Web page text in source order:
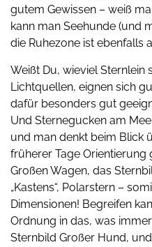
gutem Gewissen – weiß
kann man Seehunde (und
die Ruhezone ist ebenfalls
Weißt Du, wieviel
Lichtquellen, eignen sich
dafür besonders gut
Und Sternegucken am
und man denkt beim Blick
früherer Tage Orientierung
Großen Wagen, das
„Kastens“, Polarstern –
Dimensionen! Begreifen
Ordnung in das, was
Sternbild Großer Hund,